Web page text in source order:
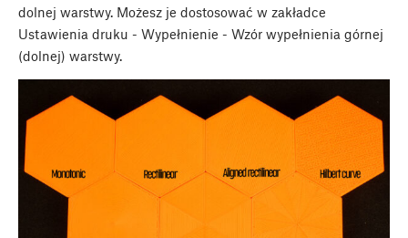
dolnej warstwy. Możesz je dostosować w zakładce
Ustawienia druku - Wypełnienie - Wzór wypełnienia górnej
(dolnej) warstwy.